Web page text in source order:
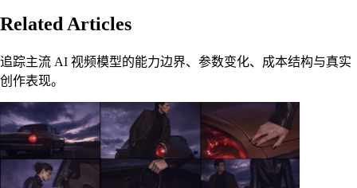
Related Articles
追踪主流 AI 视频模型的能力边界、参数变化、成本结构与真实
创作表现。